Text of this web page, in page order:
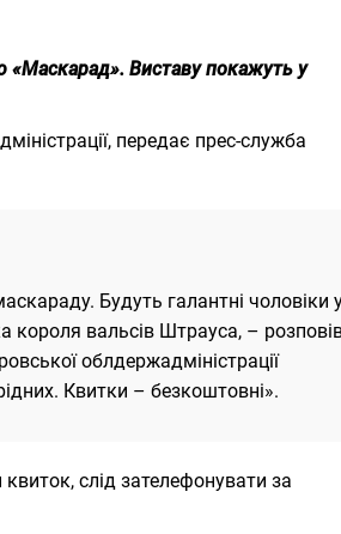
«Маскарад». Виставу покажуть у
передає прес-служба
Будуть галантні чоловіки
короля вальсів Штрауса, –
облдержадміністрації
Квитки – безкоштовні».
слід зателефонувати за